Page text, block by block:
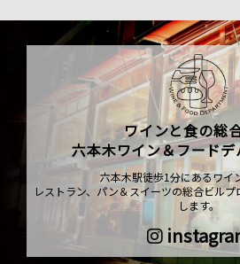
ワインと食の総
六本木ワイン＆フード
六本木駅徒歩1分にあるワイ
レストラン、パン＆スイーツの総合ビル
します。